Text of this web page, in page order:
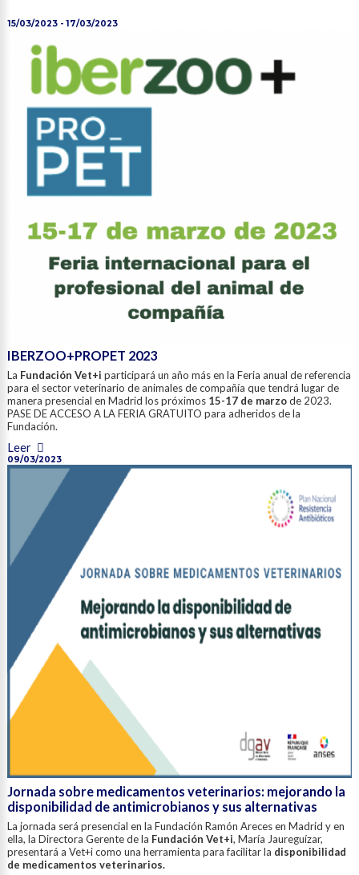
15/03/2023 - 17/03/2023
IBERZOO+PROPET 2023
La Fundación Vet+i participará un año más en la Feria anual de referencia
para el sector veterinario de animales de compañía que tendrá lugar de
manera presencial en Madrid los próximos 15-17 de marzode 2023.
PASE DE ACCESO A LA FERIA GRATUITO para adheridos de la
Fundación.
Leer
09/03/2023
Jornada sobre medicamentos veterinarios: mejorando la
disponibilidad de antimicrobianos y sus alternativas
La jornada será presencial en la Fundación Ramón Areces en Madrid y en
ella, la Directora Gerente de la Fundación Vet+i, María Jaureguízar,
presentará a Vet+i como una herramienta para facilitar la disponibilidad
de medicamentos veterinarios.